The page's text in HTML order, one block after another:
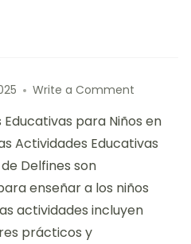
Write a Comment
para
Festivales
de
para Niños en
Actividades Educativas
Delfines son
enseñar a los niños
actividades incluyen
prácticos y